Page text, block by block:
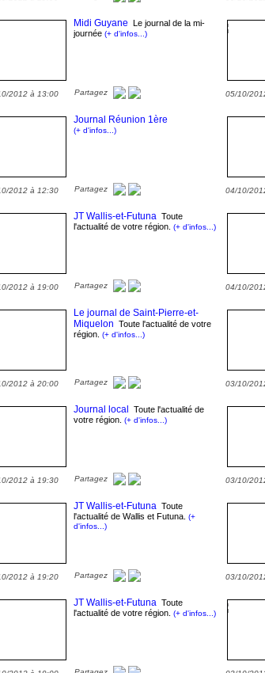
Midi Guyane Le journal de la mi-
journée (+ d'infos...)
2012 à 13:00 Partagez 05/10/
Journal Réunion 1ère
(+ d'infos...)
2012 à 12:30 Partagez 04/10/
JT Wallis-et-Futuna Toute
l'actualité de votre région. (+ d'infos...)
2012 à 19:00 Partagez 04/10/
Le journal de Saint-Pierre-et-
Miquelon Toute l'actualité de votre
région. (+ d'infos...)
2012 à 20:00 Partagez 03/10/
Journal local
Toute l'actualité de
votre région. (+ d'infos...)
2012 à 19:30 Partagez 03/10/
JT Wallis-et-Futuna Toute
l'actualité de Wallis et Futuna. (+
d'infos...)
2012 à 19:20 Partagez 03/10/
JT Wallis-et-Futuna Toute
l'actualité de votre région. (+ d'infos...)